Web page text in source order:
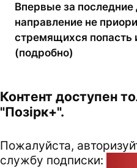
Впервые за последние
направление не
стремящихся попасть
(подробно)
Контент доступен
"Позірк+".
Пожалуйста,
службу подписки: